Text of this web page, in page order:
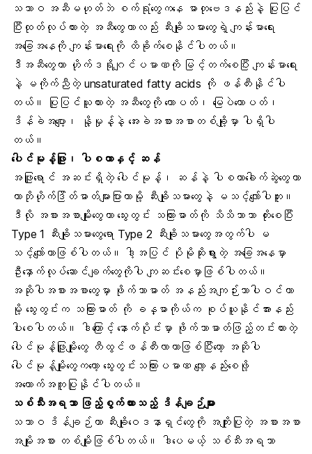
သဘာဝ အဆီမဟုတ်ဘဲ စက်ရုံတွေကနေ ဓာတုဗေဒနည်းနဲ့ ပြုပြင်
ပြီးထုတ်လုပ်ထားတဲ့ အဆီတွေဟာလည်း ဆီးချိုသမားတွေရဲ့ ကျန်းမာရေး
အခြေအနေကို ကျန်းမာရေးကို ထိခိုက်စေနိုင်ပါတယ်။
ဒီအဆီတွေဟာ ဟိုက်ဒရိုဂျင်ပမာဏကို မြင့်တက်စေပြီး ကျန်းမာရေး
နဲ့ မကိုက်ညီတဲ့ unsaturated fatty acids ကို ဖန်တီးနိုင်ပါ
တယ်။ ပြုပြင်ယူထားတဲ့ အဆီတွေကို ထောပတ်၊ မြေပဲထောပတ်၊
ဒိန်ခဲအပျော့၊ နို့မှုန့်နဲ့ အေးခဲအစားအစာတစ်ချို့မှာ ပါရှိပါ
တယ်။
ပေါင်မုန့်ဖြူ၊ ပါစတာနှင့် ဆန်
အဖြူရောင် အဆင်းရှိတဲ့ ပေါင်မုန့် ၊ ဆန်နဲ့ ပါစတာခေါက်ဆွဲတွေဟာ
ကာဘိုဟိုက်ဒြိတ်ဓာတ်များပြားတာမို့ ဆီးချိုသမားတွေနဲ့ မသင့်လျော်ပါဘူး။
ဒီလို အစားအစာမျိုးတွေဟာ သွေးတွင်း သကြားဓာတ်ကို သိသိသာသာ တိုးစေပြီး
Type 1 ဆီးချိုသမားတွေရော Type 2 ဆီးချိုသမားတွေအတွက်ပါ မ
သင့်လျော်တာဖြစ်ပါတယ်။ ဒါ့အပြင် ပိုမိုဆိုးရွားတဲ့ အခြေအနေမှာ
ဦးနှောက်လုပ်ဆောင်ချက်တွေကိုပါ ကျဆင်းစေမှာဖြစ်ပါတယ်။
အဆိုပါအစားအစာတွေမှာ ဖိုက်ဘာဓာတ် အနည်းအကျဉ်းသာပါဝင်တာ
မို့ သွေးတွင်းက သကြားဓာတ် ကို ခန္ဓာကိုယ်က စုပ်ယူနိုင်အားနည်း
ပါးစေပါတယ်။ ဒါကြောင့် နောက်ပိုင်းမှာ ဖိုက်ဘာဓာတ်ဖြည့်တင်းထားတဲ့
ပေါင်မုန့်ဖြူမျိုးတွေ တီထွင်ဖန်တီးလာတာဖြစ်ပြီးတော့ အဆိုပါ
ပေါင်မုန့်မျိုးတွေကတော့ သွေးတွင်းသကြားပမာဏ လျော့နည်းစေဖို့
အထောက်အကူပြုနိုင်ပါတယ်။
သစ်သီးအရသာ ဖြည့်စွက်ထားသည့် ဒိန်ချဉ်များ
သဘာဝ ဒိန်ချဉ် ဟာ ဆီးချိုဝေဒနာရှင်တွေကို အကျိုးပြုတဲ့ အစားအစာ
အမျိုးအစား တစ်မျိုးဖြစ်ပါတယ်။ ဒါပေမယ့် သစ်သီးအရသာ